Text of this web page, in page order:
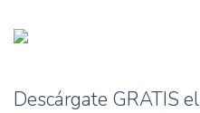
Descárgate GRATIS